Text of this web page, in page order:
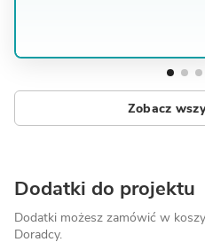
Zobacz
Dodatki do projektu
Dodatki możesz zamówić w
Doradcy.